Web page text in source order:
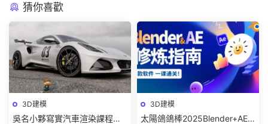
猜你喜歡
3D建模
吳名小夥寫實汽車渲染課程
3D建模
太陽鴿鴿棒2025Blender+AE